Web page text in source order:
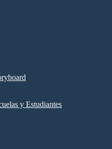
y Estudiantes